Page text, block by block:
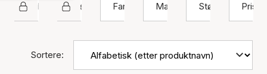
Hultquist Copenhagen
Øreringer
Farge
Materiale Størrelse Pris
Sortere: